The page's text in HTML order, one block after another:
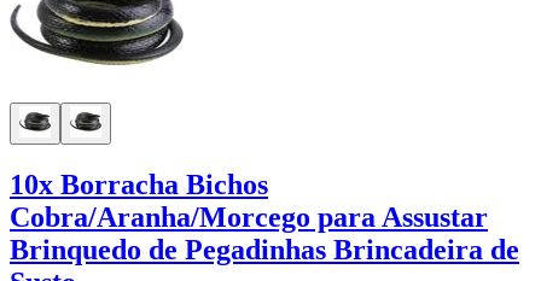
10x Borracha Bichos
Cobra/Aranha/Morcego para Assustar
Brinquedo de Pegadinhas Brincadeira de